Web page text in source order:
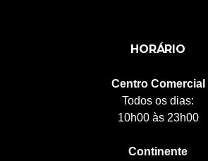
HORÁRIO
Centro Comercial
Todos os dias:
10h00 às 23h00
Continente